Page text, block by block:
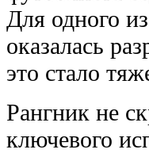
Для одного
оказалась
это стало
Рангник не
ключевого